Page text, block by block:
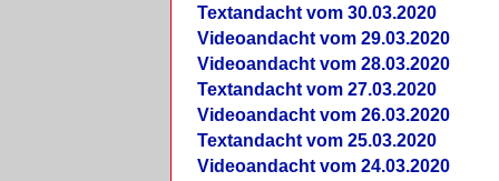
Textandacht vom 30.03.2020
Videoandacht vom 29.03.2020
Videoandacht vom 28.03.2020
Textandacht vom 27.03.2020
Videoandacht vom 26.03.2020
Textandacht vom 25.03.2020
Videoandacht vom 24.03.2020